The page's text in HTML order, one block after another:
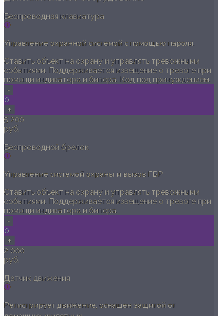
Беспроводная клавиатура
Управление охранной системой с помощью пароля.
Ставить объект на охрану и управлять тревожными
событиями. Поддерживается извещение о тревоге при
помощи индикатора и бипера. Код под принуждением.
-
0
+
5 200
руб.
Беспроводной брелок
Управление системой охраны и вызов ГБР
Ставить объект на охрану и управлять тревожными
событиями. Поддерживается извещение о тревоге при
помощи индикатора и бипера.
-
0
+
2 000
руб.
Датчик движения
Регистрирует движение, оснащен защитой от